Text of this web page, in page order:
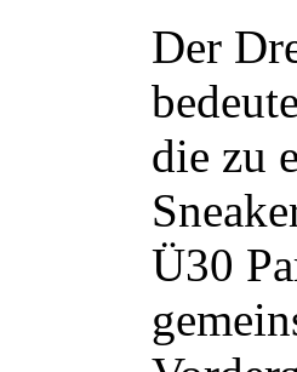
Der
die zu
Ü30